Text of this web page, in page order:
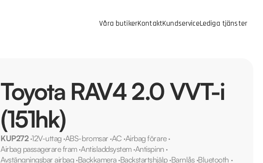
Våra butikerKontaktKundserviceLediga tjänster
Toyota RAV4 2.0 VVT-i
(151hk)
KUP272·12V-uttag ·ABS-bromsar ·AC ·Airbag förare·
Airbag passagerare fram·Antisladdsystem·Antispinn ·
Avstängningsbar airbag ·Backkamera·Backstartshjälp·Barnlås ·Bluetooth ·